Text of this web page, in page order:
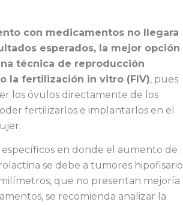
con medicamentos no llegara
esperados, la mejor opción
técnica de reproducción
la fertilización in vitro (FIV), pues
los óvulos directamente de los
fertilizarlos e implantarlos en el
específicos en donde el aumento de
se debe a tumores
que no presentan mejoría
se recomienda analizar la